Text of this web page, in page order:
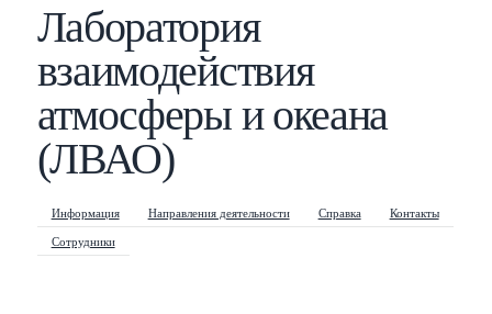
Лаборатория
взаимодействия
атмосферы и океана
(ЛВАО)
Информация Направления деятельности Справка Контакты
Сотрудники
This help popup Shift
Search popup /
Navigate posts